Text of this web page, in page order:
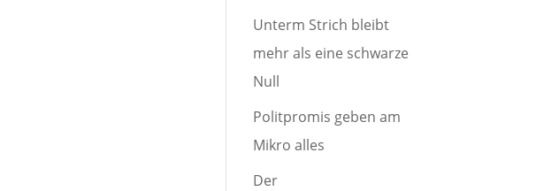
Unterm Strich bleibt
mehr als eine schwarze
Null
Politpromis geben am
Mikro alles
Der